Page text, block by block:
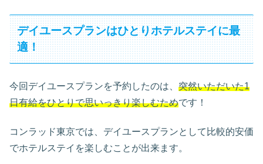
デイユースプランはひとりホテルステイに最
適！
今回デイユースプランを予約したのは、 突然いただいた1
日有給をひとりで思いっきり楽しむためです！
コンラッド東京では、デイユースプランとして比較的安価
でホテルステイを楽しむことが出来ます。